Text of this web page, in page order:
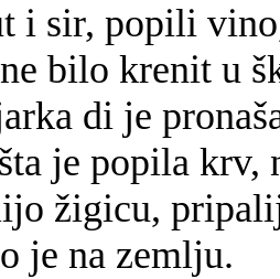
i sir, popili
bilo krenit u
di je
je popila
žigicu,
je na zemlju.